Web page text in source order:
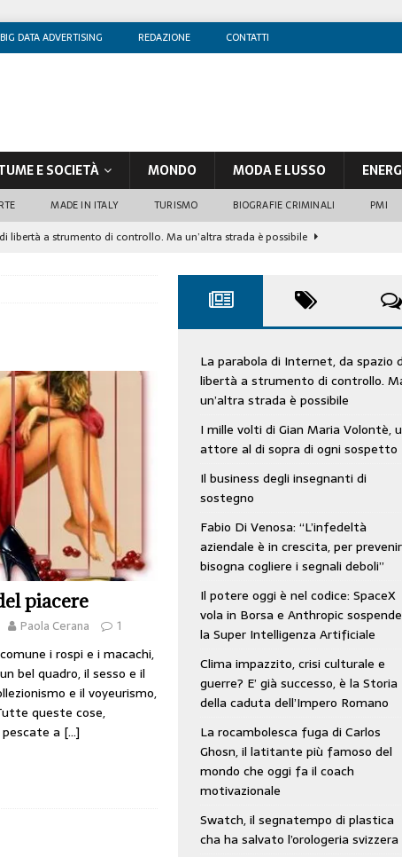
BIG DATA ADVERTISING REDAZIONE CONTATTI
E SOCIETÀ MONDO MODA E LUSSO
MADE IN ITALY TURISMO BIOGRAFIE CRIMINALI PMI
libertà a strumento di controllo. Ma un’altra strada è possibile
CINEMA
è in crescita, per prevenirla bisogna cogliere i segnali deboli”
vola in Borsa e Anthropic sospende la Super Intelligenza Artificiale
nell’era digitale. Il tempo si era dimenticato di Gillo Dorfles e lui
piacere
Paola Cerana 1
i rospi e i macachi,
bel quadro, il sesso e il
e il voyeurismo,
queste cose,
a […]
La parabola di Internet, da spazio
libertà a strumento di controllo.
un’altra strada è possibile
I mille volti di Gian Maria Volontè,
attore al di sopra di ogni sospetto
Il business degli insegnanti di
sostegno
Fabio Di Venosa: “L’infedeltà
aziendale è in crescita, per
bisogna cogliere i segnali deboli”
Il potere oggi è nel codice: SpaceX
vola in Borsa e Anthropic sospende
la Super Intelligenza Artificiale
Clima impazzito, crisi culturale e
guerre? E’ già successo, è la Storia
della caduta dell’Impero Romano
La rocambolesca fuga di Carlos
Ghosn, il latitante più famoso del
mondo che oggi fa il coach
motivazionale
Swatch, il segnatempo di plastica
cha ha salvato l’orologeria svizzera